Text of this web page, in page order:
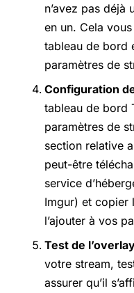
n’avez pas
en un. Cela
tableau de bord
paramètres de
Configuration
tableau de bord
paramètres de
section relative
peut-être
service
Imgur) et copier
l’ajouter à vos
Test de
votre stream,
assurer qu’il